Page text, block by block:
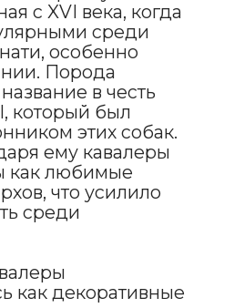
шелковистая
может
популярный